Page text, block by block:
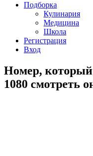
Подборка
Кулинария
Медицина
Школа
Регистрация
Вход
Номер,
1080 смотреть